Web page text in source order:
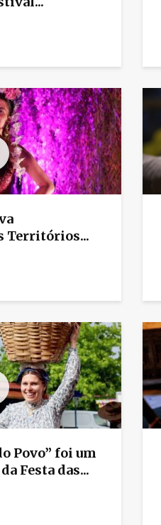
Territórios...
Povo” foi um
Festa das...